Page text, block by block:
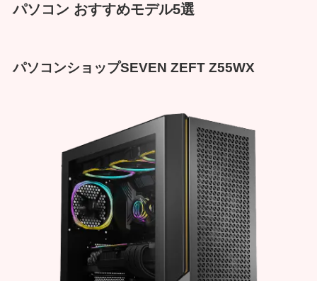
パソコン おすすめモデル5選
パソコンショップSEVEN ZEFT Z55WX